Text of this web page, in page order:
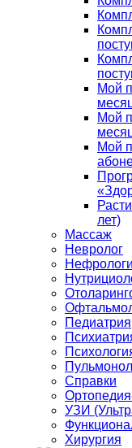
Мой
Мой
Мой
лет)
Массаж
Невролог
Педиатрия
Справки
УЗИ
Хирургия